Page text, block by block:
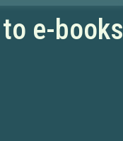
to e-